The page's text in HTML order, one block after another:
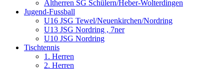
Altherren SG Schülern/Heber-Wolterdingen
Jugend-Fussball
U16 JSG Tewel/Neuenkirchen/Nordring
U13 JSG Nordring , 7ner
U10 JSG Nordring
Tischtennis
1. Herren
2. Herren